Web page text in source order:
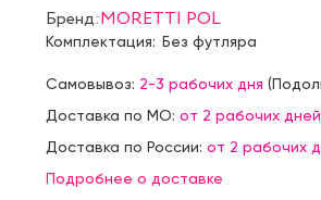
Бренд:MORETTI POL
Комплектация: Без футляра
Самовывоз: 2-3 рабочих дня (
Доставка по МО: от 2 рабочих дней
Доставка по России: от 2 рабочих
Подробнее о доставке